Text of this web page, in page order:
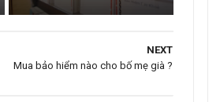
NEXT
Mua bảo hiểm nào cho bố mẹ già ?